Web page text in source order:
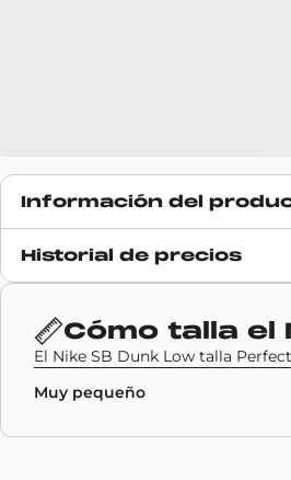
Información del
Fecha de lanzamiento
Código SKU
CJ5378-700
Historial de precios
Cómo talla el
El Nike SB Dunk Low talla
Muy pequeño